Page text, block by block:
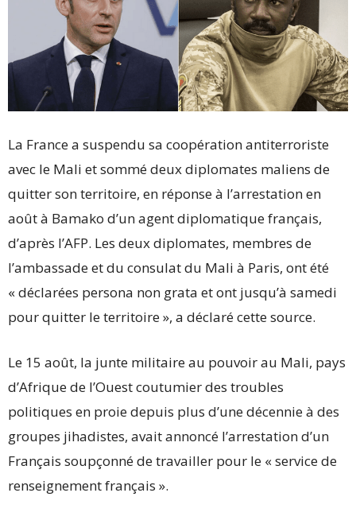
La France a suspendu sa coopération antiterroriste
avec le Mali et sommé deux diplomates maliens de
quitter son territoire, en réponse à l’arrestation en
août à Bamako d’un agent diplomatique français,
d’après l’AFP. Les deux diplomates, membres de
l’ambassade et du consulat du Mali à Paris, ont été
« déclarées persona non grata et ont jusqu’à samedi
pour quitter le territoire », a déclaré cette source.
Le 15 août, la junte militaire au pouvoir au Mali, pays
d’Afrique de l’Ouest coutumier des troubles
politiques en proie depuis plus d’une décennie à des
groupes jihadistes, avait annoncé l’arrestation d’un
Français soupçonné de travailler pour le « service de
renseignement français ».